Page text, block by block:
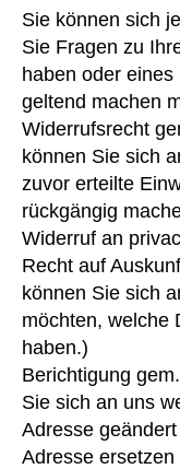
Sie können sich
Sie Fragen zu
haben oder
geltend machen
Widerrufsrecht
können Sie sich
zuvor erteilte
rückgängig
Widerruf an
Recht auf
können Sie sich
möchten, welche
haben.)
Berichtigung
Sie sich an uns
Adresse
Adresse ersetzen